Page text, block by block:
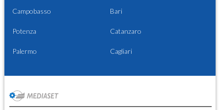
Campobasso Bari
Potenza Catanzaro
Palermo Cagliari